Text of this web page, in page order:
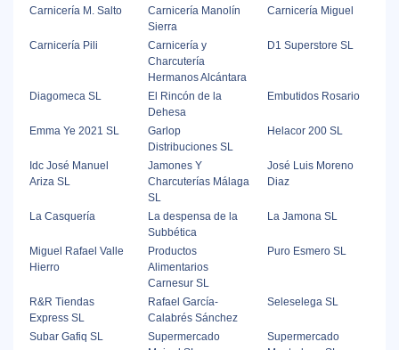
Carnicería M. Salto
Carnicería Manolín
Sierra
Carnicería Miguel
Carnicería Pili
Carnicería y
Charcutería
Hermanos Alcántara
D1 Superstore SL
Diagomeca SL
El Rincón de la
Dehesa
Embutidos Rosario
Emma Ye 2021 SL
Garlop
Distribuciones SL
Helacor 200 SL
Idc José Manuel
Ariza SL
Jamones Y
Charcuterías Málaga
SL
José Luis Moreno
Diaz
La Casquería
La despensa de la
Subbética
La Jamona SL
Miguel Rafael Valle
Hierro
Productos
Alimentarios
Carnesur SL
Puro Esmero SL
R&R Tiendas
Express SL
Rafael García-
Calabrés Sánchez
Seleselega SL
Subar Gafiq SL
Supermercado
Supermercado